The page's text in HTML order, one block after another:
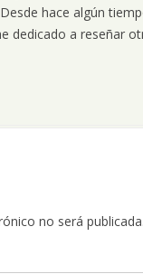
Desde hace algún
dedicado a reseñar
no será publicada.